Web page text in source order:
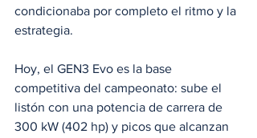
condicionaba por completo el ritmo y la
estrategia.
Hoy, el GEN3 Evo es la base
competitiva del campeonato: sube el
listón con una potencia de carrera de
300 kW (402 hp) y picos que alcanzan